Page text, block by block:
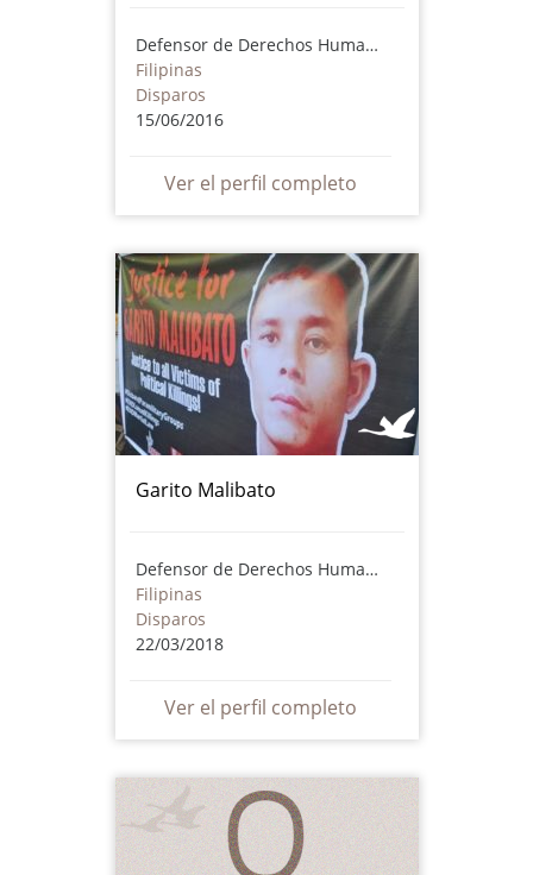
Defensor de Derechos Humanos
Filipinas
Disparos
15/06/2016
Ver el perfil completo
Garito Malibato
Defensor de Derechos Humanos
Filipinas
Disparos
22/03/2018
Ver el perfil completo